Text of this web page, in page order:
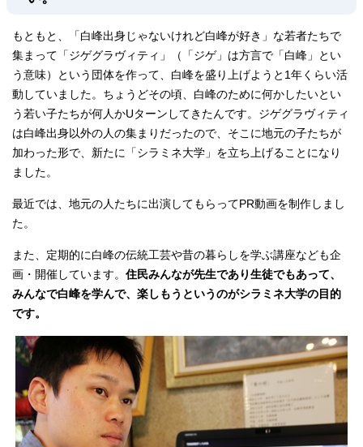
もともと、「白峰出身じゃないけれど白峰が好き」な若者たちで
集まって「ジゲグラヴィティ」（「ジゲ」は方言で「白峰」とい
う意味）という団体を作って、白峰を盛り上げようと1年くらい活
動していました。ちょうどその頃、白峰のために何かしたいとい
う若い子たちが何人かUターンしてきたんです。ジゲグラヴィティ
は白峰出身以外の人の集まりだったので、そこに地元の子たちが
加わった形で、新たに「シラミネ大学」を立ち上げることになり
ました。
最近では、地元の人たちに出演してもらってPR動画を制作しまし
た。
また、定期的に白峰の伝統工芸や昔の暮らしを学ぶ講座なども企
画・開催しています。 住民みんなが先生であり生徒でもあって、
みんなで白峰を学んで、楽しもうというのがシラミネ大学の目的
です。